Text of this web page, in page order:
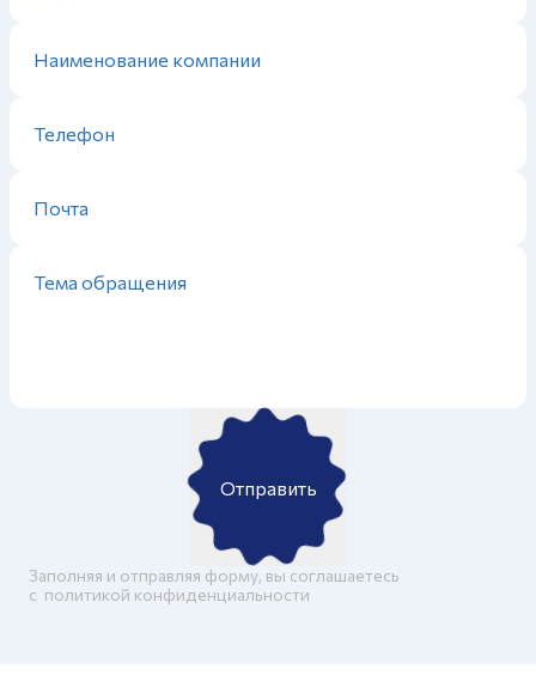
Отправить
Заполняя и отправляя форму, вы соглашаетесь
c политикой конфиденциальности